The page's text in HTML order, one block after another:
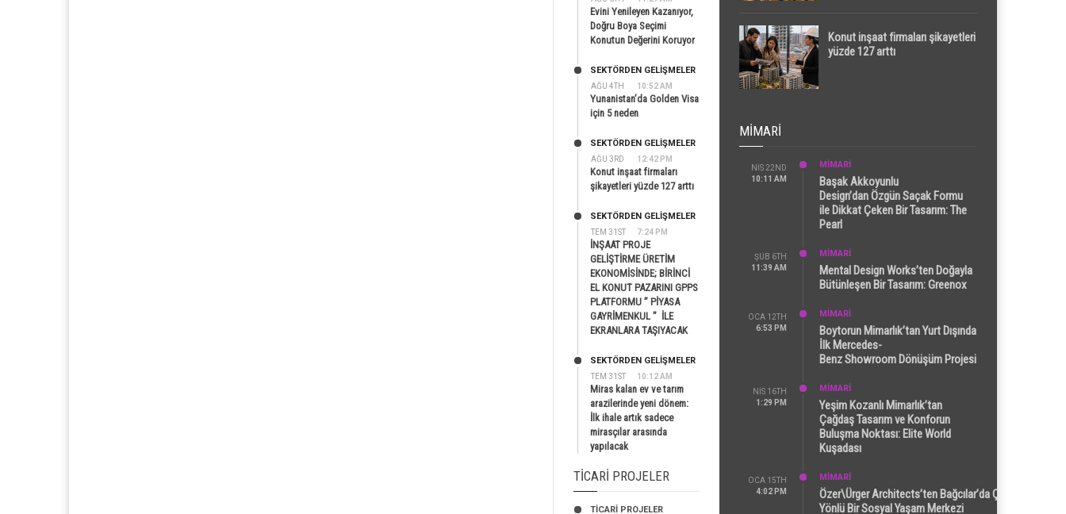
Evini Yenileyen Kazanıyor,
Doğru Boya Seçimi
Konutun Değerini Koruyor
AĞU 4TH 10:52 AM
SEKTÖRDEN GELIŞMELER
Yunanistan’da Golden Visa
için 5 neden
AĞU 3RD 12:42 PM
SEKTÖRDEN GELIŞMELER
Konut inşaat firmaları
şikayetleri yüzde 127 arttı
TEM 31ST 7:24 PM
SEKTÖRDEN GELIŞMELER
İNŞAAT PROJE
GELİŞTİRME ÜRETİM
EKONOMİSİNDE; BİRİNCİ
EL KONUT PAZARINI GPPS
PLATFORMU ” PİYASA
GAYRİMENKUL ” İLE
EKRANLARA TAŞIYACAK
TEM 31ST 10:12 AM
SEKTÖRDEN GELIŞMELER
Miras kalan ev ve tarım
arazilerinde yeni dönem:
İlk ihale artık sadece
mirasçılar arasında
yapılacak
TICARI PROJELER
TİCARİ PROJELER
Konut inşaat firmaları şikayetleri
yüzde 127 arttı
MIMARI
NIS 22ND
10:11 AM
MİMARİ
Başak Akkoyunlu
Design’dan Özgün Saçak Formu
ile Dikkat Çeken Bir Tasarım: The
Pearl
ŞUB 6TH
11:39 AM
MİMARİ
Mental Design Works’ten Doğayla
Bütünleşen Bir Tasarım: Greenox
OCA 12TH
6:53 PM
MİMARİ
Boytorun Mimarlık’tan Yurt Dışında
İlk Mercedes-
Benz Showroom Dönüşüm Projesi
NIS 16TH
1:29 PM
MİMARİ
Yeşim Kozanlı Mimarlık’tan
Çağdaş Tasarım ve Konforun
Buluşma Noktası: Elite World
Kuşadası
OCA 15TH
4:02 PM
MİMARİ
Özer\Ürger Architects’ten Bağcılar’da Çok
Yönlü Bir Sosyal Yaşam Merkezi